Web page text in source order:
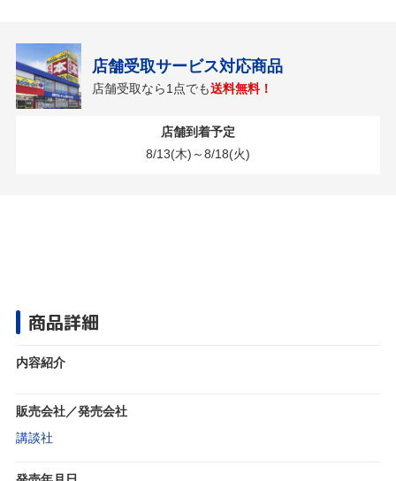
店舗受取サービス対応商品
店舗受取なら1点でも送料無料！
店舗到着予定
8/13(木)～8/18(火)
商品詳細
内容紹介
販売会社／発売会社
講談社